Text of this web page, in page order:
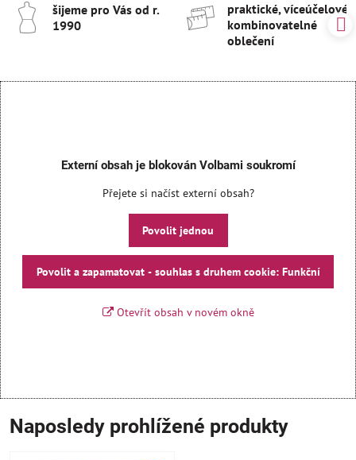
šijeme pro Vás od r​.
1990
praktické, víceúčelové
kombinovatelné
oblečení
Externí obsah je blokován Volbami soukromí
Přejete si načíst externí obsah?
Povolit jednou
Povolit a zapamatovat - souhlas s druhem cookie: Funkční
Otevřít obsah v novém okně
Naposledy prohlížené produkty